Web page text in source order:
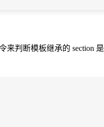
来判断模板继承的 section